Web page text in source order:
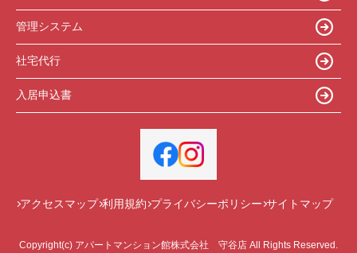
管理システム
社宅代行
入居申込書
アクセスマップ 利用規約 プライバシーポリシー サイトマップ
Copyright(c) アパートマンション館株式会社 守谷店 All Rights Reserved.